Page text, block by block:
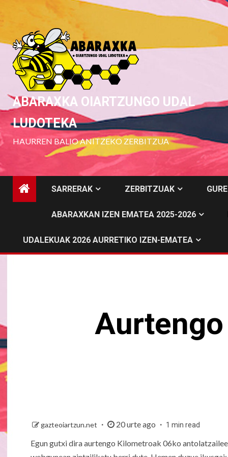
to
content
ABARAXKA OIARTZUNGO UDAL
LUDOTEKA
HAURREN BALIO ANITZEKO ZERBITZUA
SARRERAK ZERBITZUAK
ABARAXKAN IZEN EMATEA 2025-2026
UDALEKUAK 2026 AURRETIKO IZEN-EMATEA
gazteoiartzun.net 20 urte ago 1 min read
Egun gutxi dira aurtengo Kilometroak 06ko